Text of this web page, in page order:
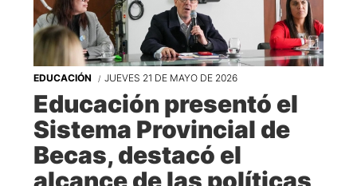
EDUCACIÓN JUEVES 21 DE MAYO DE 2026
Educación presentó el
Sistema Provincial de
Becas, destacó el